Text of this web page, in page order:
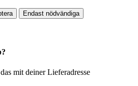
Endast nödvändiga
mit deiner Lieferadresse